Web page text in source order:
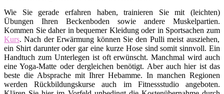
Wie Sie gerade erfahren haben, trainieren Sie mit (leichten)
Übungen Ihren Beckenboden sowie andere Muskelpartien.
Kommen Sie daher in bequemer Kleidung oder in Sportsachen zum
Kurs. Nach der Erwärmung können Sie den Pulli meist ausziehen,
ein Shirt darunter oder gar eine kurze Hose sind somit sinnvoll. Ein
Handtuch zum Unterlegen ist oft erwünscht. Manchmal wird auch
eine Yoga-Matte oder dergleichen benötigt. Aber auch hier ist das
beste die Absprache mit Ihrer Hebamme. In manchen Regionen
werden Rückbildungskurse auch im Fitnessstudio angeboten.